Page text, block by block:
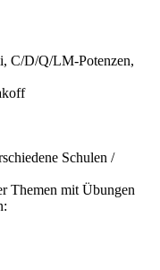
C/D/Q/LM-Potenzen,
Schulen /
Themen mit Übungen